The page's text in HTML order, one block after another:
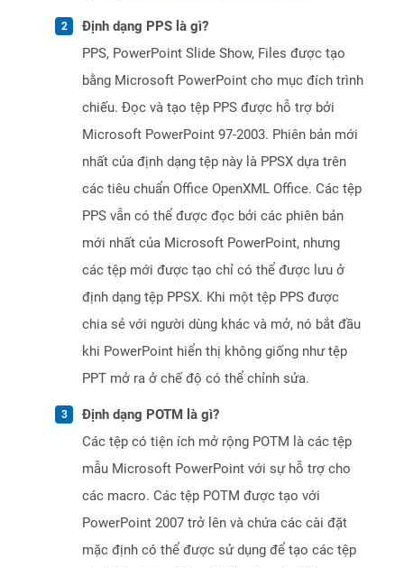
Định dạng PPS là gì?
PPS, PowerPoint Slide Show, Files được tạo
bằng Microsoft PowerPoint cho mục đích trình
chiếu. Đọc và tạo tệp PPS được hỗ trợ bởi
Microsoft PowerPoint 97-2003. Phiên bản mới
nhất của định dạng tệp này là PPSX dựa trên
các tiêu chuẩn Office OpenXML Office. Các tệp
PPS vẫn có thể được đọc bởi các phiên bản
mới nhất của Microsoft PowerPoint, nhưng
các tệp mới được tạo chỉ có thể được lưu ở
định dạng tệp PPSX. Khi một tệp PPS được
chia sẻ với người dùng khác và mở, nó bắt đầu
khi PowerPoint hiển thị không giống như tệp
PPT mở ra ở chế độ có thể chỉnh sửa.
Định dạng POTM là gì?
Các tệp có tiện ích mở rộng POTM là các tệp
mẫu Microsoft PowerPoint với sự hỗ trợ cho
các macro. Các tệp POTM được tạo với
PowerPoint 2007 trở lên và chứa các cài đặt
mặc định có thể được sử dụng để tạo các tệp